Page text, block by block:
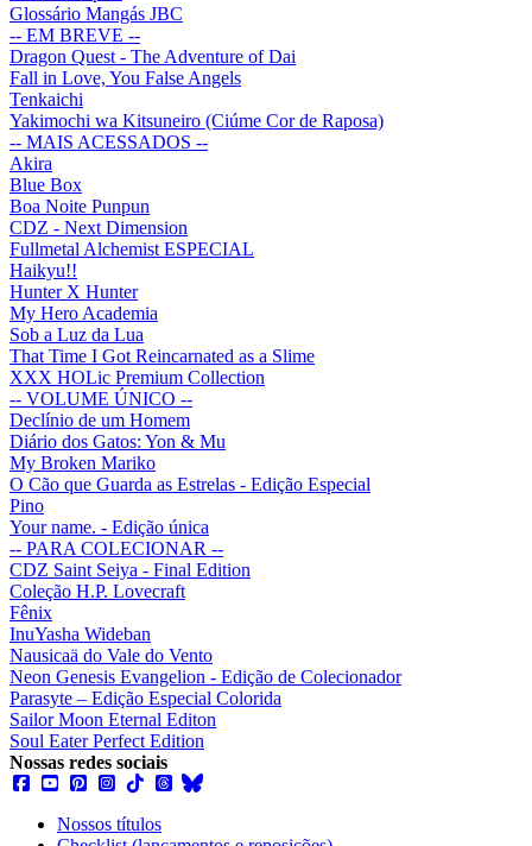
Glossário Mangás JBC
-- EM BREVE --
Dragon Quest - The Adventure of Dai
Fall in Love, You False Angels
Tenkaichi
Yakimochi wa Kitsuneiro (Ciúme Cor de Raposa)
-- MAIS ACESSADOS --
Akira
Blue Box
Boa Noite Punpun
CDZ - Next Dimension
Fullmetal Alchemist ESPECIAL
Haikyu!!
Hunter X Hunter
My Hero Academia
Sob a Luz da Lua
That Time I Got Reincarnated as a Slime
XXX HOLic Premium Collection
-- VOLUME ÚNICO --
Declínio de um Homem
Diário dos Gatos: Yon & Mu
My Broken Mariko
O Cão que Guarda as Estrelas - Edição Especial
Pino
Your name. - Edição única
-- PARA COLECIONAR --
CDZ Saint Seiya - Final Edition
Coleção H.P. Lovecraft
Fênix
InuYasha Wideban
Nausicaä do Vale do Vento
Neon Genesis Evangelion - Edição de Colecionador
Parasyte – Edição Especial Colorida
Sailor Moon Eternal Editon
Soul Eater Perfect Edition
Nossas redes sociais
Nossos títulos